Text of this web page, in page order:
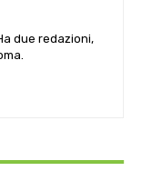
due redazioni,